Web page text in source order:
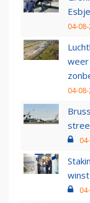
04-
weer
04-